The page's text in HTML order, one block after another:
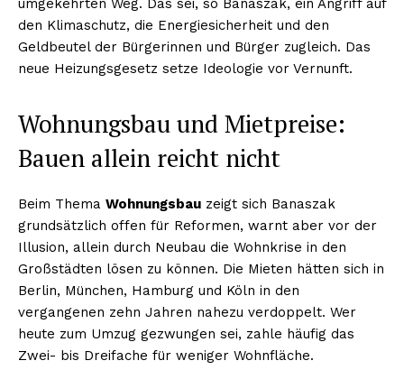
umgekehrten Weg. Das sei, so Banaszak, ein Angriff auf
den Klimaschutz, die Energiesicherheit und den
Geldbeutel der Bürgerinnen und Bürger zugleich. Das
neue Heizungsgesetz setze Ideologie vor Vernunft.
Wohnungsbau und Mietpreise:
Bauen allein reicht nicht
Beim Thema Wohnungsbau zeigt sich Banaszak
grundsätzlich offen für Reformen, warnt aber vor der
Illusion, allein durch Neubau die Wohnkrise in den
Großstädten lösen zu können. Die Mieten hätten sich in
Berlin, München, Hamburg und Köln in den
vergangenen zehn Jahren nahezu verdoppelt. Wer
heute zum Umzug gezwungen sei, zahle häufig das
Zwei- bis Dreifache für weniger Wohnfläche.